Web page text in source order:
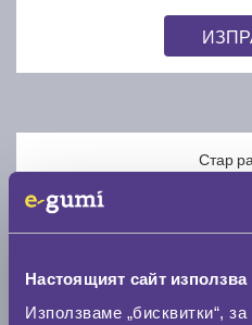
Настоящият сайт
Използваме „бисквитки“,
Стар
Нов